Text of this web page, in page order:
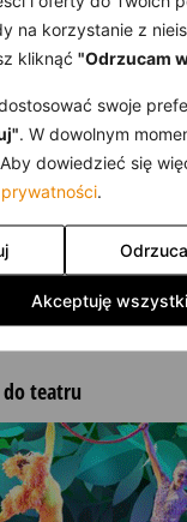
na korzystanie z
kliknąć "Odrzucam
swoje
. W dowolnym
dowiedzieć się
.
Akceptuję
KS Ursus
teatru